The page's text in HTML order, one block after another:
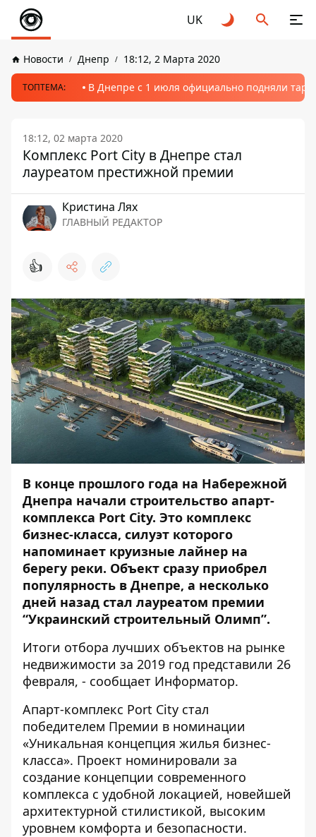
UK
Новости Днепр 18:12, 2 Марта 2020
ТОПТЕМА: В Днепре с 1 июля официально подняли
18:12, 02 марта 2020
Комплекс Port City в Днепре стал
лауреатом престижной премии
Кристина Лях
ГЛАВНЫЙ РЕДАКТОР
👍
В конце прошлого года на Набережной
Днепра начали строительство апарт-
комплекса Port City. Это комплекс
бизнес-класса, силуэт которого
напоминает круизные лайнер на
берегу реки. Объект сразу приобрел
популярность в Днепре, а несколько
дней назад стал лауреатом премии
“Украинский строительный Олимп”.
Итоги отбора лучших объектов на рынке
недвижимости за 2019 год представили 26
февраля, - сообщает Информатор.
Апарт-комплекс Port City стал
победителем Премии в номинации
«Уникальная концепция жилья бизнес-
класса». Проект номинировали за
создание концепции современного
комплекса с удобной локацией, новейшей
архитектурной стилистикой, высоким
уровнем комфорта и безопасности.